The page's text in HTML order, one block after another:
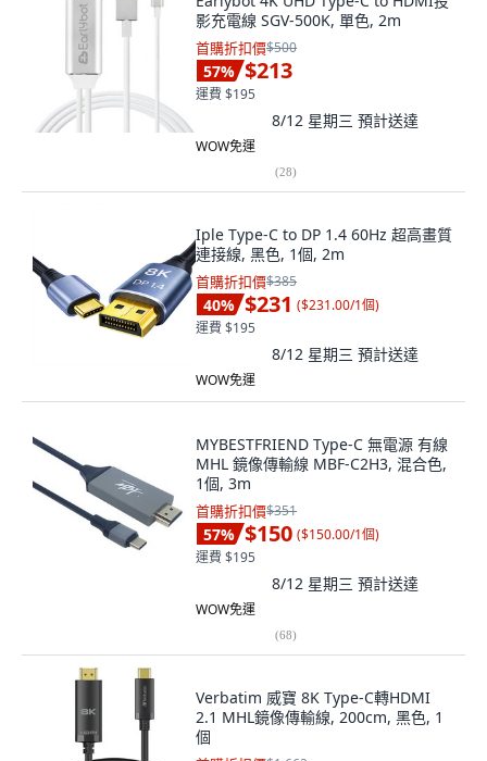
影充電線 SGV-500K, 單色, 2m
首購折扣價$500
57% $213
運費 $195
8/12 星期三 預計送達
WOW免運
(28)
Iple Type-C to DP 1.4 60Hz 超高畫質
連接線, 黑色, 1個, 2m
首購折扣價$385
40% $231 ($231.00/1個)
運費 $195
8/12 星期三 預計送達
WOW免運
MYBESTFRIEND Type-C 無電源 有線
MHL 鏡像傳輸線 MBF-C2H3, 混合色,
1個, 3m
首購折扣價$351
57% $150 ($150.00/1個)
運費 $195
8/12 星期三 預計送達
WOW免運
(68)
Verbatim 威寶 8K Type-C轉HDMI
2.1 MHL鏡像傳輸線, 200cm, 黑色, 1
個